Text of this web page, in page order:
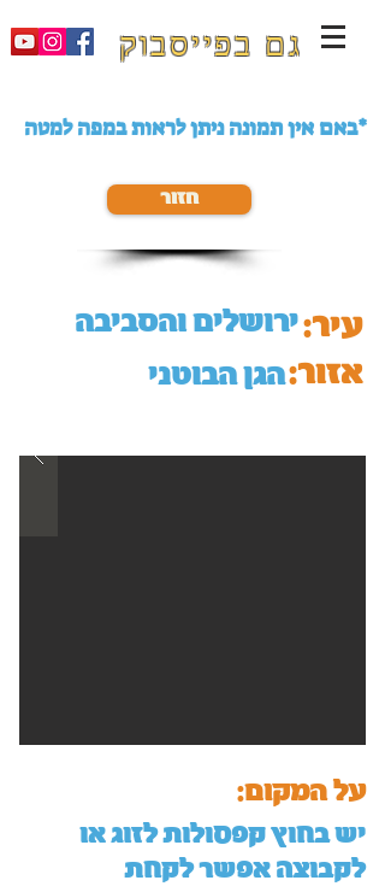
גם בפייסבוק
באם אין תמונה ניתן לראות במפה למטה*
חזור
ירושלים והסביבה
הגן הבוטני
עיר:
אזור:
על המקום:
יש בחוץ קפסולות לזוג או
לקבוצה אפשר לקחת